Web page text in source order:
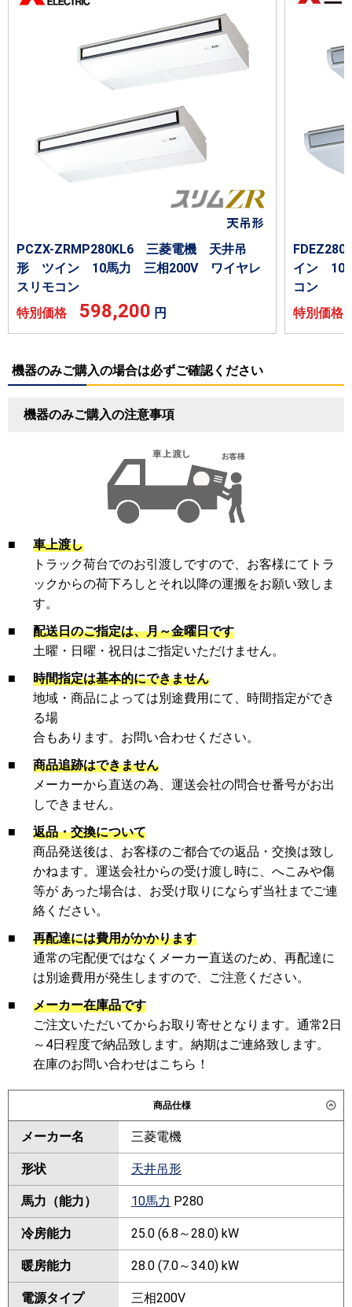
PCZX-ZRMP280KL6 三菱電機 天井吊
形 ツイン 10馬力 三相200V ワイヤレ
スリモコン
特別価格 598,200 円
イン 10
コン
特別価
機器のみご購入の場合は必ずご確認ください
機器のみご購入の注意事項
■
車上渡し
トラック荷台でのお引渡しですので、お客様にてトラ
ックからの荷下ろしとそれ以降の運搬をお願い致しま
す。
■
配送日のご指定は、月～金曜日です
土曜・日曜・祝日はご指定いただけません。
■
時間指定は基本的にできません
地域・商品によっては別途費用にて、時間指定ができ
る場
合もあります。お問い合わせください。
■
商品追跡はできません
メーカーから直送の為、運送会社の問合せ番号がお出
しできません。
■
返品・交換について
商品発送後は、お客様のご都合での返品・交換は致し
かねます。運送会社からの受け渡し時に、へこみや傷
等が あった場合は、お受け取りにならず当社までご連
絡ください。
■
再配達には費用がかかります
通常の宅配便ではなくメーカー直送のため、再配達に
は別途費用が発生しますので、ご注意ください。
■
メーカー在庫品です
ご注文いただいてからお取り寄せとなります。通常2日
～4日程度で納品致します。納期はご連絡致します。
在庫のお問い合わせはこちら！
商品仕様
メーカー名 三菱電機
形状 天井吊形
馬力（能力） 10馬力 P280
冷房能力 25.0 (6.8～28.0) kW
暖房能力 28.0 (7.0～34.0) kW
電源タイプ 三相200V